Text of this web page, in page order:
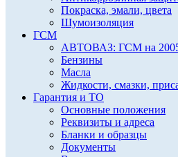
Покраска, эмали, цвета
Шумоизоляция
ГСМ
АВТОВАЗ: ГСМ на
Бензины
Масла
Жидкости, смазки,
Гарантия и ТО
Основные положения
Реквизиты и адреса
Бланки и образцы
Документы